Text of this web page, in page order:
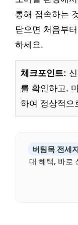
통해 접속하는
닫으면 처음부
하세요.
체크포인트:
를 확인하고,
하여 정상적으
버팀목 전세
대 혜택, 바로